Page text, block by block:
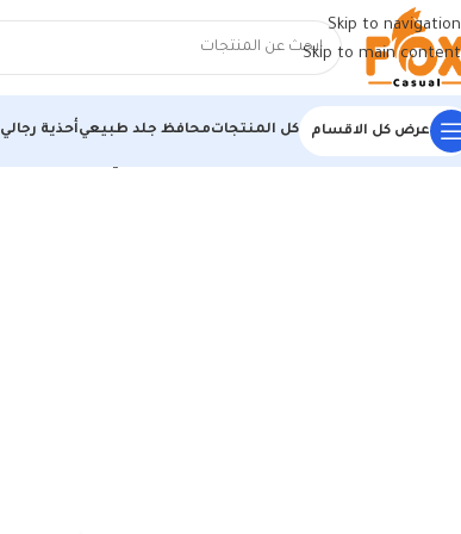
Skip to navigation
Skip to main content
عرض كل الاقسام كل المنتجاتمحافظ جلد طبيعيأحذية رجالي
الرئيسية/أحذية رجالي